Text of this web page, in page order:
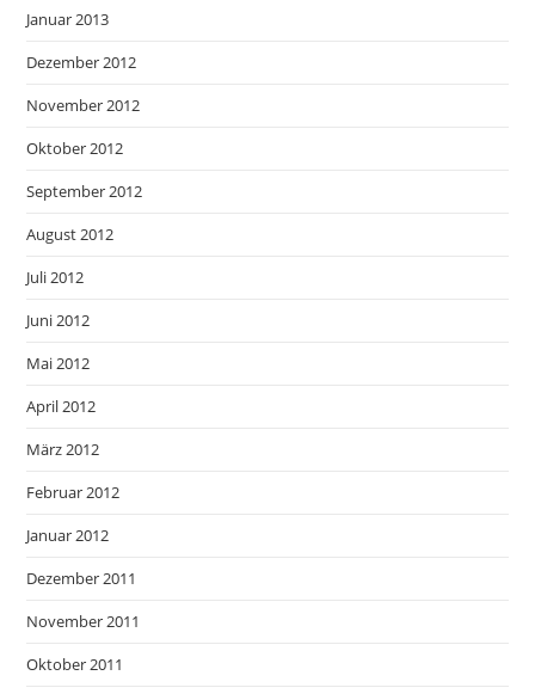
Januar 2013
Dezember 2012
November 2012
Oktober 2012
September 2012
August 2012
Juli 2012
Juni 2012
Mai 2012
April 2012
März 2012
Februar 2012
Januar 2012
Dezember 2011
November 2011
Oktober 2011